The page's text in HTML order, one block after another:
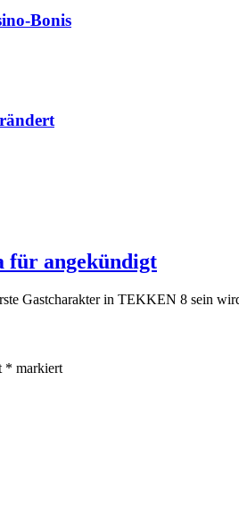
für angekündigt
Gastcharakter in TEKKEN 8 sein
* markiert